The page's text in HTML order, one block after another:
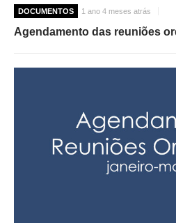
DOCUMENTOS 1 ano 4 meses atrás
Agendamento das reuniões